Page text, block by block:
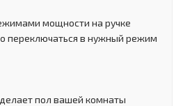
мощности на ручке
переключаться в нужный режим
пол вашей комнаты